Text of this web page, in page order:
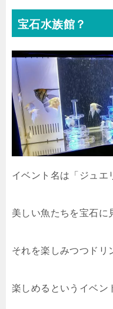
宝石水族館？
イベント名は「ジュエ
美しい魚たちを宝石に
それを楽しみつつドリ
楽しめるというイベン